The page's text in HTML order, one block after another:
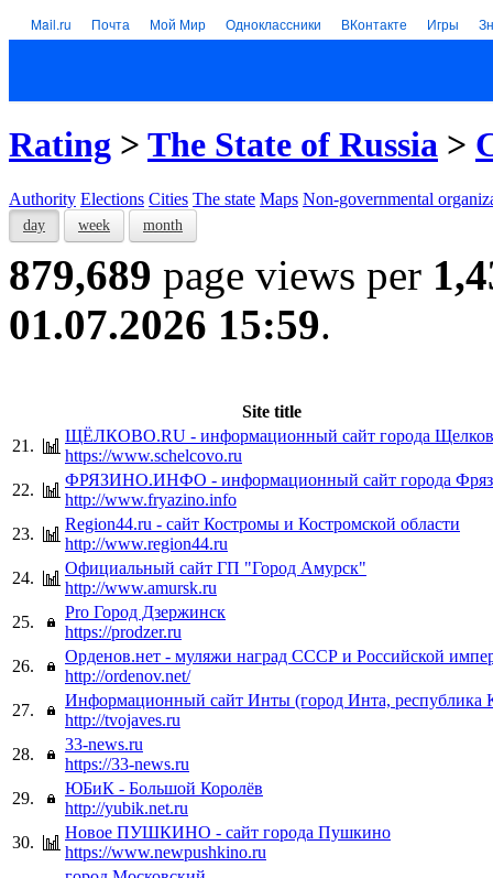
Mail.ru Почта Мой Мир Одноклассники ВКонтакте Игры
Rating > The State of Russia >
Authority Elections Cities The state Maps Non-governmental
day week month
879,689 page views per
01.07.2026 15:59.
Site title
21.
ЩЁЛКОВО.RU - информационный сайт города
https://www.schelcovo.ru
22.
ФРЯЗИНО.ИНФО - информационный сайт города
http://www.fryazino.info
23.
Region44.ru - сайт Костромы и Костромской области
http://www.region44.ru
24.
Официальный сайт ГП "Город Амурск"
http://www.amursk.ru
25.
Pro Город Дзержинск
https://prodzer.ru
26.
Орденов.нет - муляжи наград СССР и Российской
http://ordenov.net/
27.
Информационный сайт Инты (город Инта, республика
http://tvojaves.ru
28.
33-news.ru
https://33-news.ru
29.
ЮБиК - Большой Королёв
http://yubik.net.ru
30.
Новое ПУШКИНО - сайт города Пушкино
https://www.newpushkino.ru